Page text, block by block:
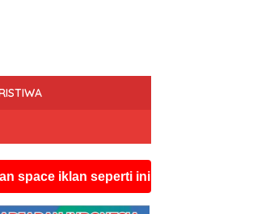
seperti ini silahkan hubungi watsapp